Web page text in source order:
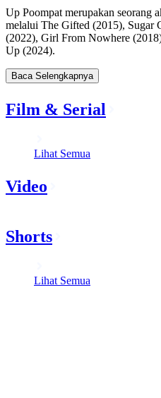
Up Poompat merupakan seorang
melalui The Gifted (2015), Sugar
(2022), Girl From Nowhere
Up (2024).
Baca Selengkapnya
Film & Serial
Lihat Semua
Video
Shorts
Lihat Semua